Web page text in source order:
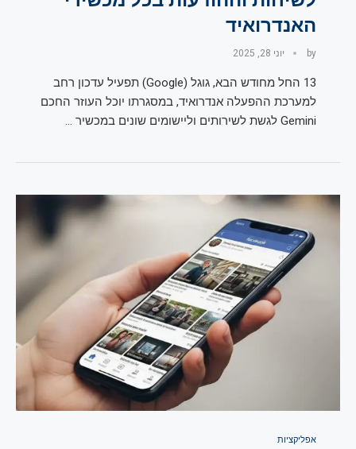
האנדרואיד
by יוני 28, 2025
13 החל מחודש הבא, גוגל (Google) תפעיל עדכון רחב
למערכת ההפעלה אנדרואיד, במסגרתו יוכל העוזר החכם
Gemini לגשת לשירותים וליישומים שונים במכשיר …
אפליקציות